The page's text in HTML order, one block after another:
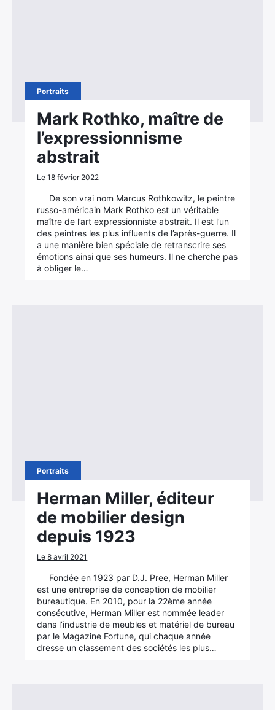
Portraits
Mark Rothko, maître de
l’expressionnisme
abstrait
Le 18 février 2022
De son vrai nom Marcus Rothkowitz, le peintre
russo-américain Mark Rothko est un véritable
maître de l’art expressionniste abstrait. Il est l’un
des peintres les plus influents de l’après-guerre. Il
a une manière bien spéciale de retranscrire ses
émotions ainsi que ses humeurs. Il ne cherche pas
à obliger le…
Portraits
Herman Miller, éditeur
de mobilier design
depuis 1923
Le 8 avril 2021
Fondée en 1923 par D.J. Pree, Herman Miller
est une entreprise de conception de mobilier
bureautique. En 2010, pour la 22ème année
consécutive, Herman Miller est nommée leader
dans l’industrie de meubles et matériel de bureau
par le Magazine Fortune, qui chaque année
dresse un classement des sociétés les plus…